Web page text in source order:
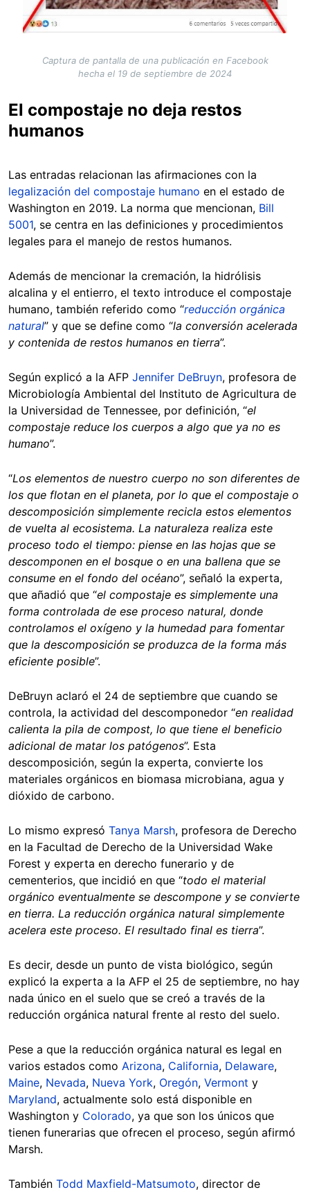
Captura de pantalla de una publicación en Facebook
hecha el 19 de septiembre de 2024
El compostaje no deja restos
humanos
Las entradas relacionan las afirmaciones con la
legalización del compostaje humano en el estado de
Washington en 2019. La norma que mencionan, Bill
5001, se centra en las definiciones y procedimientos
legales para el manejo de restos humanos.
Además de mencionar la cremación, la hidrólisis
alcalina y el entierro, el texto introduce el compostaje
humano, también referido como “reducción orgánica
natural” y que se define como “la conversión acelerada
y contenida de restos humanos en tierra”.
Según explicó a la AFP Jennifer DeBruyn, profesora de
Microbiología Ambiental del Instituto de Agricultura de
la Universidad de Tennessee, por definición, “el
compostaje reduce los cuerpos a algo que ya no es
humano”.
“Los elementos de nuestro cuerpo no son diferentes de
los que flotan en el planeta, por lo que el compostaje o
descomposición simplemente recicla estos elementos
de vuelta al ecosistema. La naturaleza realiza este
proceso todo el tiempo: piense en las hojas que se
descomponen en el bosque o en una ballena que se
consume en el fondo del océano”, señaló la experta,
que añadió que “el compostaje es simplemente una
forma controlada de ese proceso natural, donde
controlamos el oxígeno y la humedad para fomentar
que la descomposición se produzca de la forma más
eficiente posible”.
DeBruyn aclaró el 24 de septiembre que cuando se
controla, la actividad del descomponedor “en realidad
calienta la pila de compost, lo que tiene el beneficio
adicional de matar los patógenos”. Esta
descomposición, según la experta, convierte los
materiales orgánicos en biomasa microbiana, agua y
dióxido de carbono.
Lo mismo expresó Tanya Marsh, profesora de Derecho
en la Facultad de Derecho de la Universidad Wake
Forest y experta en derecho funerario y de
cementerios, que incidió en que “todo el material
orgánico eventualmente se descompone y se convierte
en tierra. La reducción orgánica natural simplemente
acelera este proceso. El resultado final es tierra”.
Es decir, desde un punto de vista biológico, según
explicó la experta a la AFP el 25 de septiembre, no hay
nada único en el suelo que se creó a través de la
reducción orgánica natural frente al resto del suelo.
Pese a que la reducción orgánica natural es legal en
varios estados como Arizona, California, Delaware,
Maine, Nevada, Nueva York, Oregón, Vermont y
Maryland, actualmente solo está disponible en
Washington y Colorado, ya que son los únicos que
tienen funerarias que ofrecen el proceso, según afirmó
Marsh.
También Todd Maxfield-Matsumoto, director de